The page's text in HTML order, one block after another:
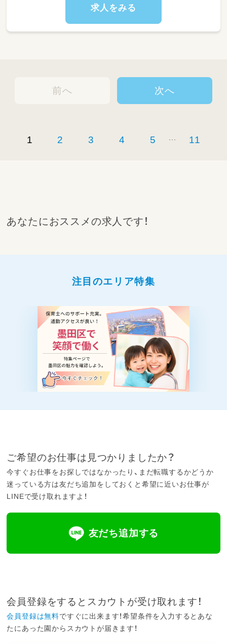
休憩を取ります）
・15:30～ おやつ補助、お片付け
・16:00～ 帰りの集まり、お迎えまでの自由遊
【ここがポイント：私たちの「こども時間」の保
遊ぶおもちゃは自分で決める。
求人をみる
前へ
1 2 3 4 5 ... 11
次へ
あなたにおススメの求人です！
注目のエリア特集
ご希望のお仕事は見つかりましたか？
今すぐお仕事をお探しではなかったり、まだ転職するかどうか
迷っている方は友だち追加をしておくと希望に近いお仕事が
LINEで受け取れますよ！
友だち追加する
会員登録をするとスカウトが受け取れます！
会員登録は無料ですぐに出来ます！希望条件を入力するとあな
たにあった園からスカウトが届きます！